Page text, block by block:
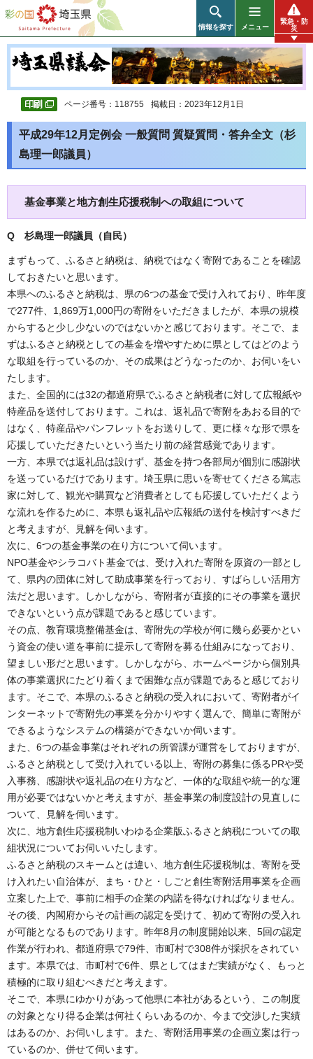
彩の国 埼玉県
情報を探す メニュー
緊急・防
災
ページ番号：118755 掲載日：2023年12月1日
平成29年12月定例会 一般質問 質疑質問・答弁全文（杉
島理一郎議員）
基金事業と地方創生応援税制への取組について
Q 杉島理一郎議員（自民）
まずもって、ふるさと納税は、納税ではなく寄附であることを確認
しておきたいと思います。
本県へのふるさと納税は、県の6つの基金で受け入れており、昨年度
で277件、1,869万1,000円の寄附をいただきましたが、本県の規模
からすると少し少ないのではないかと感じております。そこで、ま
ずはふるさと納税としての基金を増やすために県としてはどのよう
な取組を行っているのか、その成果はどうなったのか、お伺いをい
たします。
また、全国的には32の都道府県でふるさと納税者に対して広報紙や
特産品を送付しております。これは、返礼品で寄附をあおる目的で
はなく、特産品やパンフレットをお送りして、更に様々な形で県を
応援していただきたいという当たり前の経営感覚であります。
一方、本県では返礼品は設けず、基金を持つ各部局が個別に感謝状
を送っているだけであります。埼玉県に思いを寄せてくださる篤志
家に対して、観光や購買など消費者としても応援していただくよう
な流れを作るために、本県も返礼品や広報紙の送付を検討すべきだ
と考えますが、見解を伺います。
次に、6つの基金事業の在り方について伺います。
NPO基金やシラコバト基金では、受け入れた寄附を原資の一部とし
て、県内の団体に対して助成事業を行っており、すばらしい活用方
法だと思います。しかしながら、寄附者が直接的にその事業を選択
できないという点が課題であると感じています。
その点、教育環境整備基金は、寄附先の学校が何に幾ら必要かとい
う資金の使い道を事前に提示して寄附を募る仕組みになっており、
望ましい形だと思います。しかしながら、ホームページから個別具
体の事業選択にたどり着くまで困難な点が課題であると感じており
ます。そこで、本県のふるさと納税の受入れにおいて、寄附者がイ
ンターネットで寄附先の事業を分かりやすく選んで、簡単に寄附が
できるようなシステムの構築ができないか伺います。
また、6つの基金事業はそれぞれの所管課が運営をしておりますが、
ふるさと納税として受け入れている以上、寄附の募集に係るPRや受
入事務、感謝状や返礼品の在り方など、一体的な取組や統一的な運
用が必要ではないかと考えますが、基金事業の制度設計の見直しに
ついて、見解を伺います。
次に、地方創生応援税制いわゆる企業版ふるさと納税についての取
組状況についてお伺いいたします。
ふるさと納税のスキームとは違い、地方創生応援税制は、寄附を受
け入れたい自治体が、まち・ひと・しごと創生寄附活用事業を企画
立案した上で、事前に相手の企業の内諾を得なければなりません。
その後、内閣府からその計画の認定を受けて、初めて寄附の受入れ
が可能となるものであります。昨年8月の制度開始以来、5回の認定
作業が行われ、都道府県で79件、市町村で308件が採択をされてい
ます。本県では、市町村で6件、県としてはまだ実績がなく、もっと
積極的に取り組むべきだと考えます。
そこで、本県にゆかりがあって他県に本社があるという、この制度
の対象となり得る企業は何社くらいあるのか、今まで交渉した実績
はあるのか、お伺いします。また、寄附活用事業の企画立案は行っ
ているのか、併せて伺います。